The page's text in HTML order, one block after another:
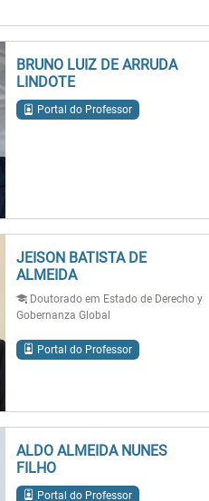
BRUNO LUIZ DE ARRUDA
LINDOTE
Portal do Professor
JEISON BATISTA DE
ALMEIDA
Doutorado em Estado de Derecho y
Gobernanza Global
Portal do Professor
ALDO ALMEIDA NUNES
FILHO
Portal do Professor